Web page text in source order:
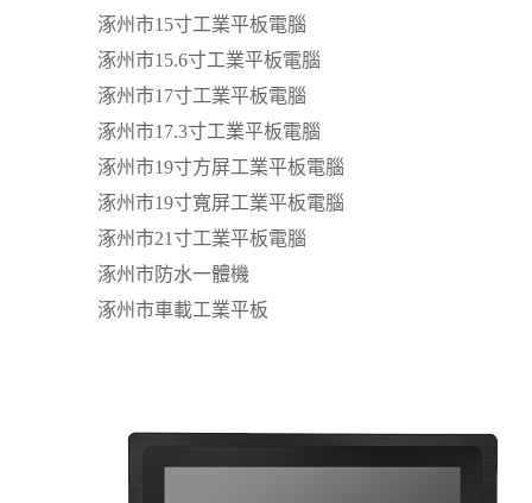
涿州市15寸工業平板電腦
涿州市15.6寸工業平板電腦
涿州市17寸工業平板電腦
涿州市17.3寸工業平板電腦
涿州市19寸方屏工業平板電腦
涿州市19寸寬屏工業平板電腦
涿州市21寸工業平板電腦
涿州市防水一體機
涿州市車載工業平板